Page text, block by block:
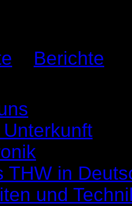
Berichte
Unterkunft
THW in
und